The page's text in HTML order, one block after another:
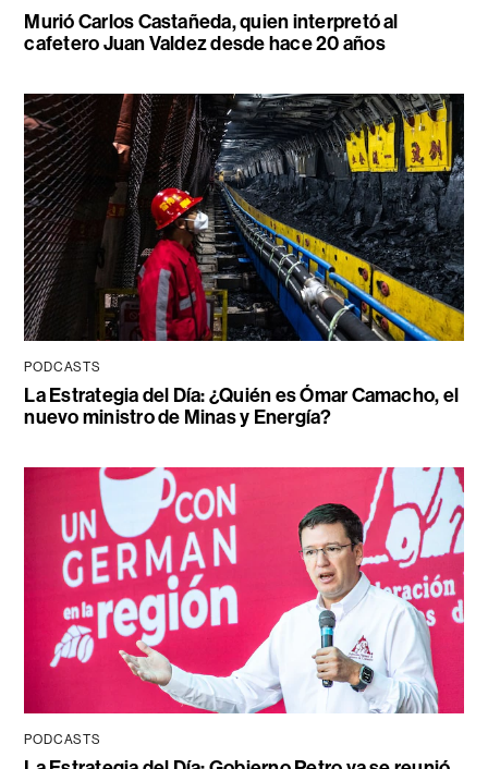
Murió Carlos Castañeda, quien interpretó al
cafetero Juan Valdez desde hace 20 años
PODCASTS
La Estrategia del Día: ¿Quién es Ómar Camacho, el
nuevo ministro de Minas y Energía?
PODCASTS